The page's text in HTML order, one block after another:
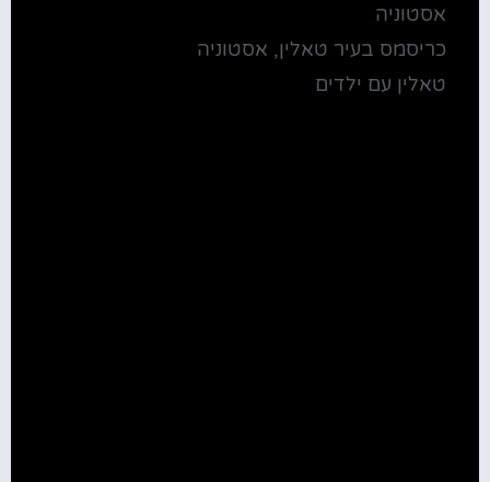
אסטוניה
כריסמס בעיר טאלין, אסטוניה
טאלין עם ילדים